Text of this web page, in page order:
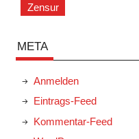
Zensur
META
Anmelden
Eintrags-Feed
Kommentar-Feed